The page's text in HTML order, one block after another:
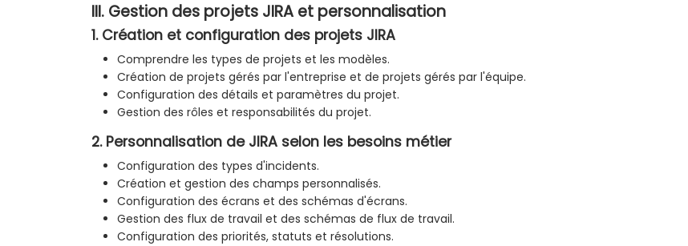
III. Gestion des projets JIRA et personnalisation
1. Création et configuration des projets JIRA
Comprendre les types de projets et les modèles.
Création de projets gérés par l'entreprise et de projets gérés par l'équipe.
Configuration des détails et paramètres du projet.
Gestion des rôles et responsabilités du projet.
2. Personnalisation de JIRA selon les besoins métier
Configuration des types d'incidents.
Création et gestion des champs personnalisés.
Configuration des écrans et des schémas d'écrans.
Gestion des flux de travail et des schémas de flux de travail.
Configuration des priorités, statuts et résolutions.